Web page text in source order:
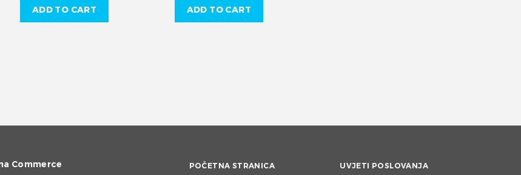
ADD TO CART ADD TO CART
Commerce POČETNA STRANICA UVJETI POSLOVANJA